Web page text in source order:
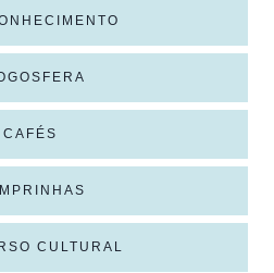
CAFÉS
CULTURAL